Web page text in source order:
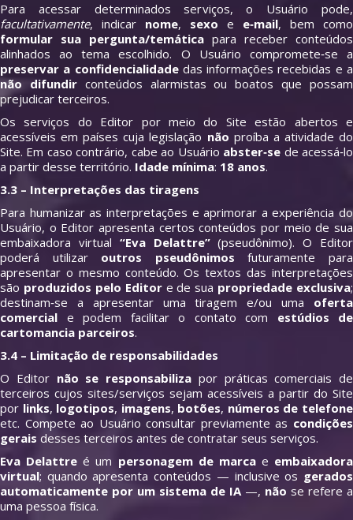
Para acessar determinados serviços, o Usuário pode,
facultativamente, indicar nome, sexo e e‑mail, bem como
formular sua pergunta/temática para receber conteúdos
alinhados ao tema escolhido. O Usuário compromete‑se a
preservar a confidencialidadedas informações recebidas e a
não difundirconteúdos alarmistas ou boatos que possam
prejudicar terceiros.
Os serviços do Editor por meio do Site estão abertos e
acessíveis em países cuja legislação não proíba a atividade do
Site. Em caso contrário, cabe ao Usuário abster‑se de acessá‑lo
a partir desse território. Idade mínima: 18 anos.
3.3 – Interpretações das tiragens
Para humanizar as interpretações e aprimorar a experiência do
Usuário, o Editor apresenta certos conteúdos por meio de sua
embaixadora virtual “Eva Delattre”(pseudônimo). O Editor
poderá utilizar outros pseudônimos futuramente para
apresentar o mesmo conteúdo. Os textos das interpretações
são produzidos pelo Editore de sua propriedade exclusiva;
destinam‑se a apresentar uma tiragem e/ou uma oferta
comercial e podem facilitar o contato com estúdios de
cartomancia parceiros.
3.4 – Limitação de responsabilidades
O Editor não se responsabiliza por práticas comerciais de
terceiros cujos sites/serviços sejam acessíveis a partir do Site
por links, logotipos, imagens, botões, números de telefone
etc. Compete ao Usuário consultar previamente as condições
gerais desses terceiros antes de contratar seus serviços.
Eva Delattre é um personagem de marcae embaixadora
virtual; quando apresenta conteúdos — inclusive os gerados
automaticamente por um sistema de IA—, não se refere a
uma pessoa física.